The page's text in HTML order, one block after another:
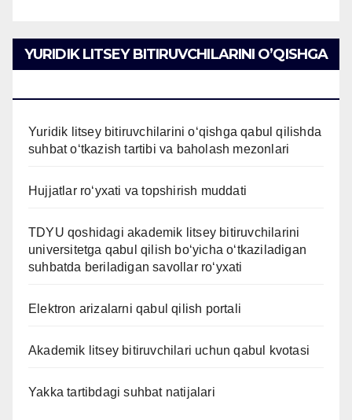
YURIDIK LITSEY BITIRUVCHILARINI O’QISHGA
Yuridik litsey bitiruvchilarini o‘qishga qabul qilishda
suhbat o‘tkazish tartibi va baholash mezonlari
Hujjatlar ro‘yxati va topshirish muddati
TDYU qoshidagi akademik litsey bitiruvchilarini
universitetga qabul qilish bo‘yicha o‘tkaziladigan
suhbatda beriladigan savollar ro‘yxati
Elektron arizalarni qabul qilish portali
Akademik litsey bitiruvchilari uchun qabul kvotasi
Yakka tartibdagi suhbat natijalari